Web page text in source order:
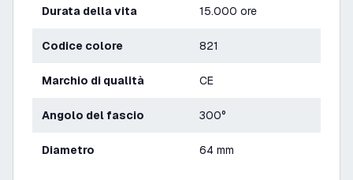
Durata della vita 15.000 ore
Codice colore 821
Marchio di qualità CE
Angolo del fascio 300°
Diametro 64 mm